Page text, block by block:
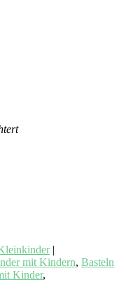
|
mit Kindern, Basteln
Kinder,